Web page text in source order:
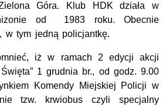
Góra. Klub HDK działa w
od 1983 roku. Obecnie
w tym jedną policjantkę.
iż w ramach 2 edycji akcji
1 grudnia br., od godz. 9.00
Komendy Miejskiej Policji w
tzw. krwiobus czyli specjalny